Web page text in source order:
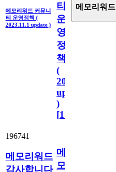
메모리워드 커뮤니
티 운영정책 (
2023.11.1 update )
티
운
영
정
책
(
2023.11.1
update
)
[110
메모리워드
196741
메모리워드
감사합니다
메
모